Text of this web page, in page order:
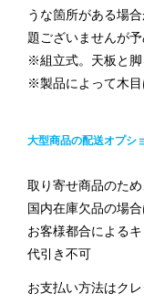
うな箇所がある場
題ございませんが予
※組立式。天板と脚
※製品によって木目
大型商品の配送オプシ
取り寄せ商品のた
国内在庫欠品の場
お客様都合による
代引き不可
お支払い方法はク